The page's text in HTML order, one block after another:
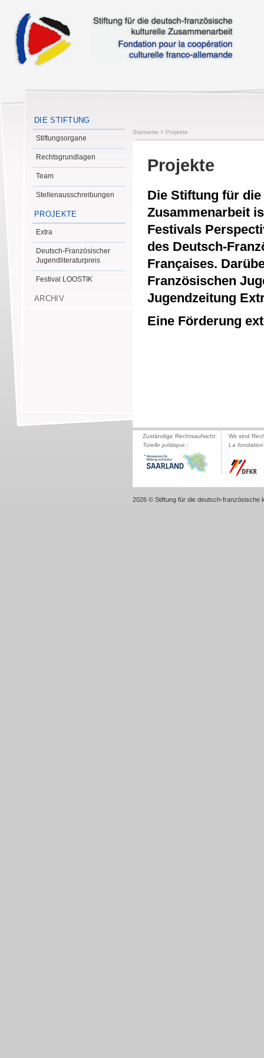
DIE STIFTUNG
Stiftungsorgane
Rechtsgrundlagen
Team
Stellenausschreibungen
PROJEKTE
Extra
Deutsch-Französischer
Jugendliteraturpreis
Festival LOOSTIK
ARCHIV
Startseite > Projekte
Projekte
Die Stiftung für
Zusammenarbeit
Festivals
des Deutsch-
Françaises.
Französischen
Jugendzeitung
Eine Förderung
Zuständige Rechtsaufsicht:
Tutelle juridique :
Wir sind
La
2026 © Stiftung für die deutsch-französische